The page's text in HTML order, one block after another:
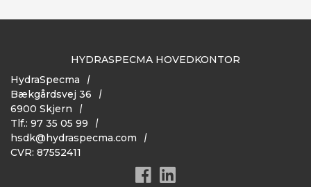
HYDRASPECMA HOVEDKONTOR
HydraSpecma
Bækgårdsvej 36
6900 Skjern
Tlf.: 97 35 05 99
hsdk@hydraspecma.com
CVR: 87552411